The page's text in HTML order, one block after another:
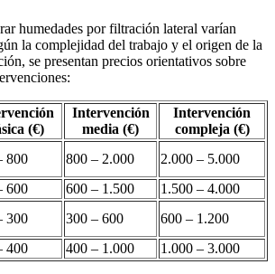
humedades por filtración lateral varían
la complejidad del trabajo y el origen de la
se presentan precios orientativos sobre
(€)
Intervención
media (€)
Intervención
compleja (€)
800 800 – 2.000
2.000 – 5.000
600 600 – 1.500
1.500 – 4.000
300 300 – 600
600 – 1.200
400 400 – 1.000 1.000 – 3.000